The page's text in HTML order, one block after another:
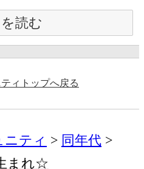
読む
ィトップへ戻る
ニティ
同年代
まれ☆